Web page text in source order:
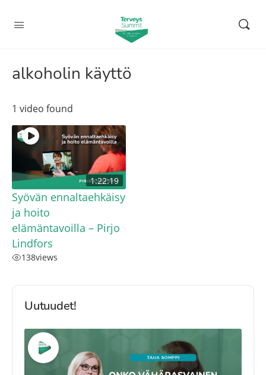
alkoholin käyttö
1 video found
1:22:19
Syövän ennaltaehkäisy
ja hoito
elämäntavoilla – Pirjo
Lindfors
138views
Uutuudet!